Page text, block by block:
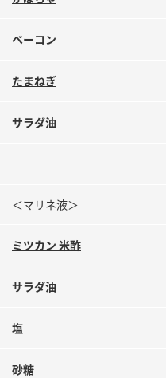
ミツカンのCM
業務用サイト
ベーコン
たまねぎ
サラダ油
＜マリネ液＞
ミツカン 米酢
サラダ油
塩
砂糖